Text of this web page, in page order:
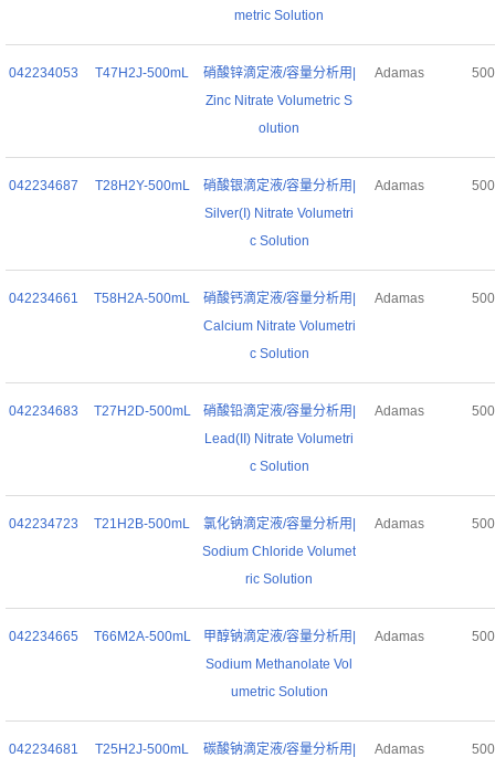
metric Solution
042234053 T47H2J-500mL
硝酸锌滴定液/容量分析用|
Zinc Nitrate Volumetric S
olution
Adamas
042234687 T28H2Y-500mL
硝酸银滴定液/容量分析用|
Silver(I) Nitrate Volumetri
c Solution
Adamas
042234661 T58H2A-500mL
硝酸钙滴定液/容量分析用|
Calcium Nitrate Volumetri
c Solution
Adamas
042234683 T27H2D-500mL
硝酸铅滴定液/容量分析用|
Lead(II) Nitrate Volumetri
c Solution
Adamas
042234723 T21H2B-500mL
氯化钠滴定液/容量分析用|
Sodium Chloride Volumet
ric Solution
Adamas
042234665 T66M2A-500mL
甲醇钠滴定液/容量分析用|
Sodium Methanolate Vol
umetric Solution
Adamas
042234681 T25H2J-500mL
碳酸钠滴定液/容量分析用|
Adamas